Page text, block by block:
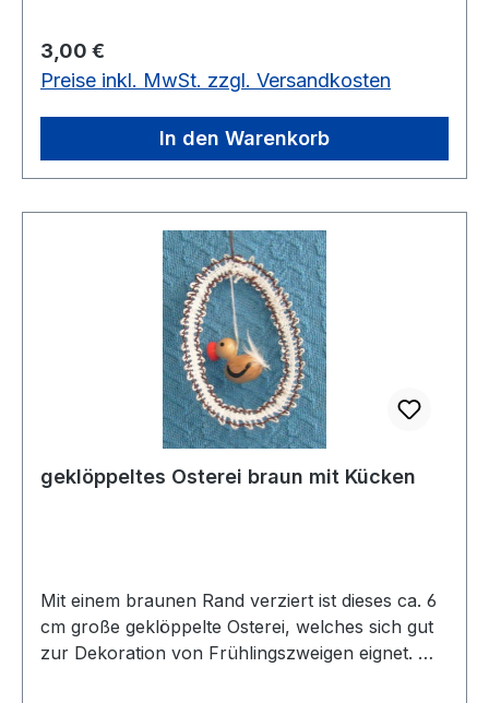
Regulärer Preis:
3,00 €
Preise inkl. MwSt. zzgl. Versandkosten
In den Warenkorb
geklöppeltes Osterei braun mit Kücken
Mit einem braunen Rand verziert ist dieses ca. 6
cm große geklöppelte Osterei, welches sich gut
zur Dekoration von Frühlingszweigen eignet. Mit